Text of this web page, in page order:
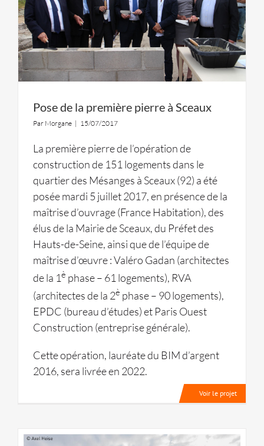
Pose de la première pierre à Sceaux
Par Morgane | 15/07/2017
La première pierre de l’opération de
construction de 151 logements dans le
quartier des Mésanges à Sceaux (92) a été
posée mardi 5 juillet 2017, en présence de la
maîtrise d’ouvrage (France Habitation), des
élus de la Mairie de Sceaux, du Préfet des
Hauts-de-Seine, ainsi que de l’équipe de
maîtrise d’œuvre : Valéro Gadan (architectes
de la 1è phase – 61 logements), RVA
(architectes de la 2è phase – 90 logements),
EPDC (bureau d’études) et Paris Ouest
Construction (entreprise générale).
Cette opération, lauréate du BIM d’argent
2016, sera livrée en 2022.
Voir le projet